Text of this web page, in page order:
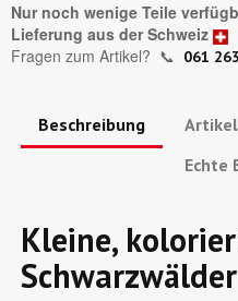
Nur noch wenige Teile
Lieferung aus der Schweiz
Fragen zum Artikel? 📞 061
Beschreibung
Echte
Kleine,